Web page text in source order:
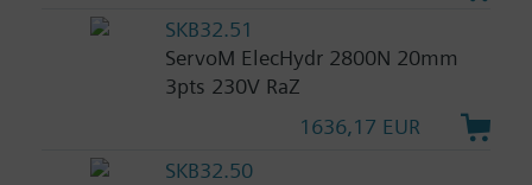
SKB32.51
ServoM ElecHydr 2800N 20mm
3pts 230V RaZ
1636,17 EUR
SKB32.50